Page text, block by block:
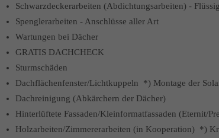
Schwarzdeckerarbeiten (Abdichtungsarbeiten) -
Spenglerarbeiten - Anschlüsse aller Art
Wartungen bei Dächer
GRATIS DACHCHECK
Sturmschäden
Dachflächenfenster/Lichtkuppeln *) Montage der
Dachreinigung (Abkärchern der Dächer)
Hinterlüftete Fassaden/Kleinformatfassaden (Eternit/
Holzarbeiten/Zimmererarbeiten (in Kooperation) *)